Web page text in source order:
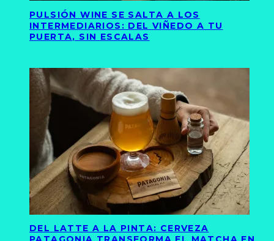
PULSIÓN WINE SE SALTA A LOS
INTERMEDIARIOS: DEL VIÑEDO A TU
PUERTA, SIN ESCALAS
DEL LATTE A LA PINTA: CERVEZA